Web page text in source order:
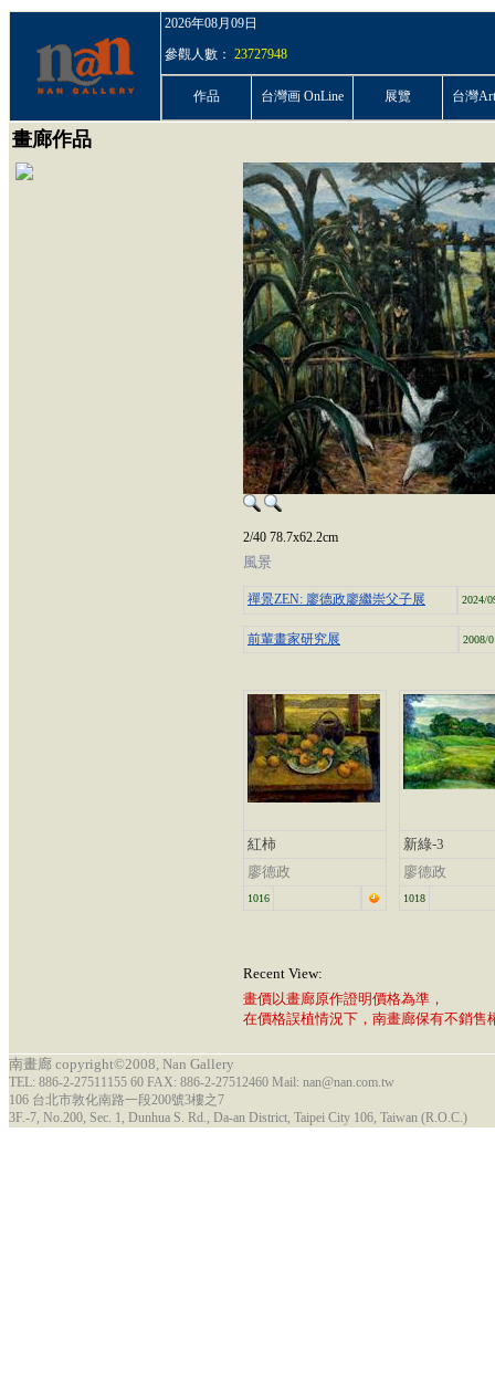
2026年08月09日
參觀人數： 23727948
作品 台灣画 OnLine 展覽 台灣
畫廊作品
2/40 78.7x62.2cm
風景
禪景ZEN: 廖德政廖繼崇父子展 2024/
前輩畫家研究展 2008/
紅柿
廖德政
1016
新綠-3
廖德政
1018
Recent View:
畫價以畫廊原作證明價格為準，
在價格誤植情況下，南畫廊保有不銷售
南畫廊 copyright©2008, Nan Gallery
TEL: 886-2-27511155 60 FAX: 886-2-27512460 Mail: nan@nan.com.tw
106 台北市敦化南路一段200號3樓之7
3F.-7, No.200, Sec. 1, Dunhua S. Rd., Da-an District, Taipei City 106, Taiwan (R.O.C.)